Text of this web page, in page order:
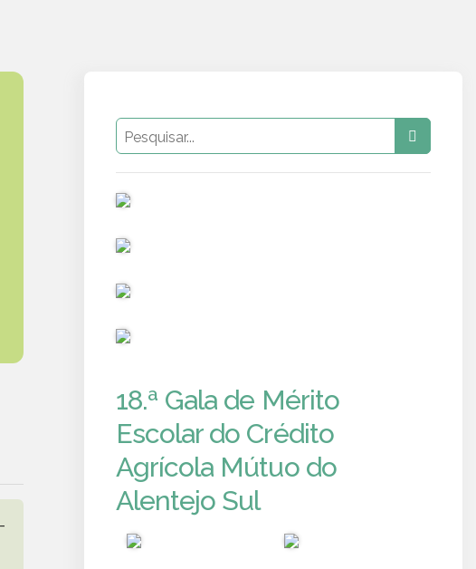
18.ª Gala de Mérito
Escolar do Crédito
Agrícola Mútuo do
Alentejo Sul